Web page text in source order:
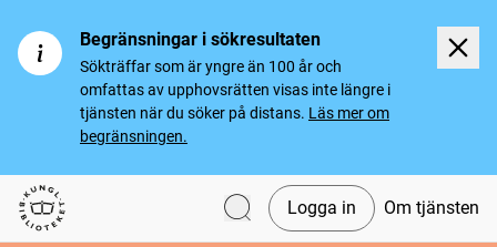
Begränsningar i sökresultaten
Sökträffar som är yngre än 100 år och
omfattas av upphovsrätten visas inte längre i
tjänsten när du söker på distans. Läs mer om
begränsningen.
Svenska tidningar
Logga in Om tjänsten